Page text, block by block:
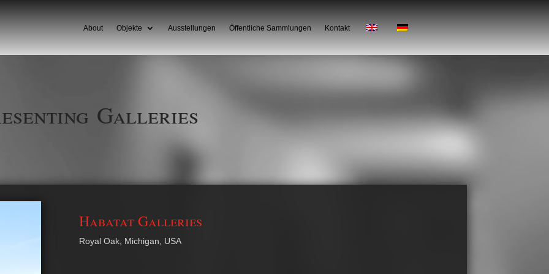
About Objekte Ausstellungen Öffentliche Sammlungen Kontakt
Galleries
Habatat Galleries
Royal Oak, Michigan, USA